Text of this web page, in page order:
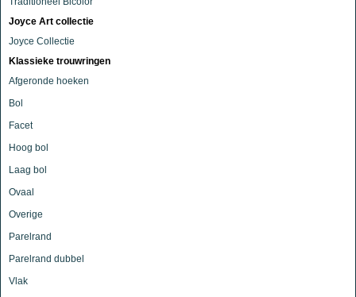
Joyce Art collectie
Joyce Collectie
Klassieke trouwringen
Afgeronde hoeken
Bol
Facet
Hoog bol
Laag bol
Ovaal
Overige
Parelrand
Parelrand dubbel
Vlak